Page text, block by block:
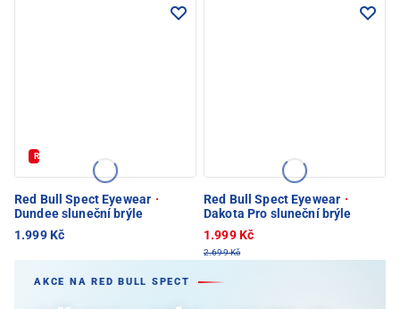
REDBULL20
Red Bull Spect Eyewear ·
Dundee sluneční brýle
1.999 Kč
Red Bull Spect Eyewear ·
Dakota Pro sluneční brýle
1.999 Kč
2.699 Kč
AKCE NA RED BULL SPECT